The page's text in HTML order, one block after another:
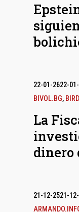
22-01-2622-
BIVOL.BG, BIRD
La
dinero
21-12-2521-